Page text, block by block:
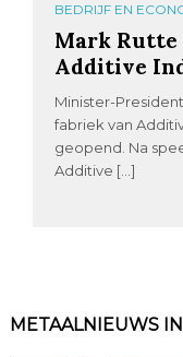
BEDRIJF EN
Mark
Additive
Minister-
fabriek van
geopend. Na
Additive […]
METAALNIEUWS